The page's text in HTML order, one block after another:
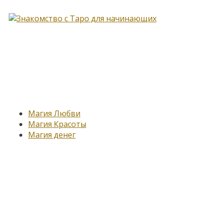
Магия Любви
Магия Красоты
Магия денег